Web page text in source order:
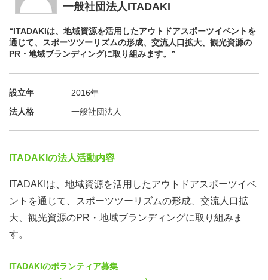
一般社団法人ITADAKI
“ITADAKIは、地域資源を活用したアウトドアスポーツイベントを
通じて、スポーツツーリズムの形成、交流人口拡大、観光資源の
PR・地域ブランディングに取り組みます。”
設立年
2016年
法人格
一般社団法人
ITADAKIの法人活動内容
ITADAKIは、地域資源を活用したアウトドアスポーツイベ
ントを通じて、スポーツツーリズムの形成、交流人口拡
大、観光資源のPR・地域ブランディングに取り組みま
す。
ITADAKIのボランティア募集